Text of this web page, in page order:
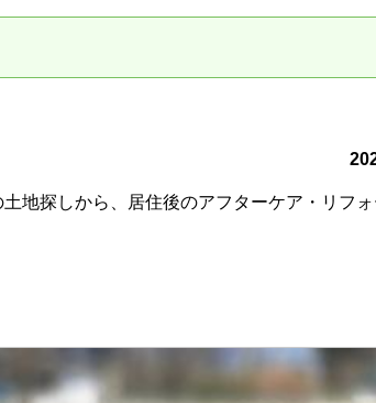
売却前の修繕・リフォーム
不動産の残代金の受領について 不動産売
中古だから安心して購入できる仕組み リニュア
地探しから、居住後のアフターケア・リフ